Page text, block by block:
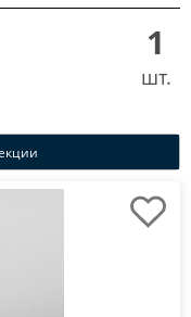
1
шт.